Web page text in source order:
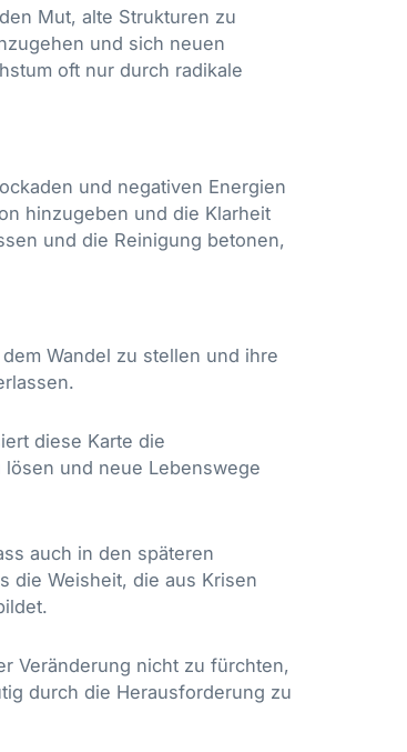
Mut, alte Strukturen zu
und sich neuen
oft nur durch radikale
und negativen Energien
hinzugeben und die Klarheit
und die Reinigung betonen,
Wandel zu stellen und ihre
diese Karte die
und neue Lebenswege
auch in den späteren
die Weisheit, die aus Krisen
Veränderung nicht zu fürchten,
durch die Herausforderung zu